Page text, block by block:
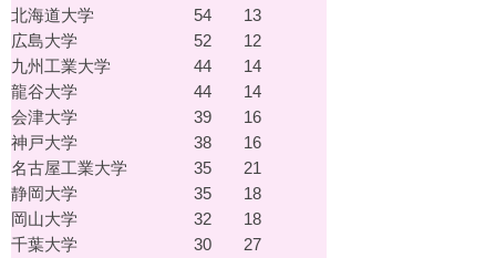
北海道大学
54
13
広島大学
52
12
九州工業大学
44
14
龍谷大学
44
14
会津大学
39
16
神戸大学
38
16
名古屋工業大学
35
21
静岡大学
35
18
岡山大学
32
18
千葉大学
30
27